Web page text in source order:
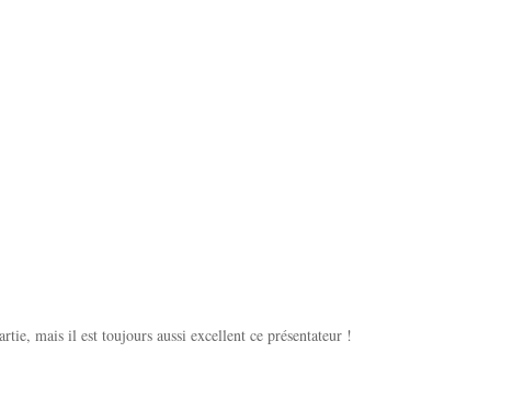
mais il est toujours aussi excellent ce présentateur !